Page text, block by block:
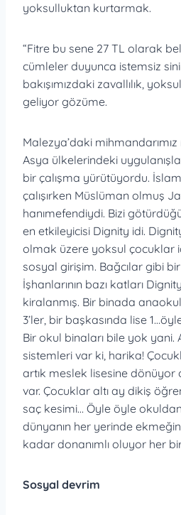
yoksulluktan kurtarmak.
“Fitre bu sene 27 TL olarak
cümleler duyunca istemsiz
bakışımızdaki zavallılık,
geliyor gözüme.
Malezya’daki
Asya ülkelerindeki
bir çalışma yürütüyordu.
çalışırken Müslüman olmuş
hanımefendiydi. Bizi
en etkileyicisi Dignity idi.
olmak üzere yoksul çocuklar
sosyal girişim. Bağcılar gibi
İşhanlarının bazı katları
kiralanmış. Bir binada
3’ler, bir başkasında lise
Bir okul binaları bile yok yani.
sistemleri var ki, harika!
artık meslek lisesine
var. Çocuklar altı ay dikiş
saç kesimi… Öyle öyle
dünyanın her yerinde
kadar donanımlı oluyor her
Sosyal devrim